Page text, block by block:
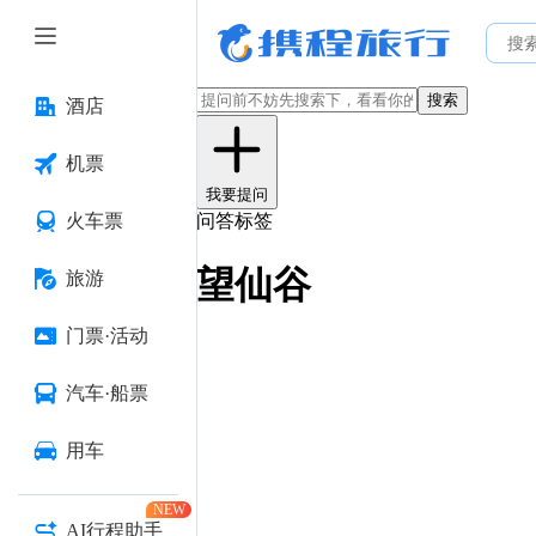
酒店
机票
火车票
旅游
门票·活动
汽车·船票
用车
AI行程助手
NEW
搜索
我要提问
问答标签
望仙谷